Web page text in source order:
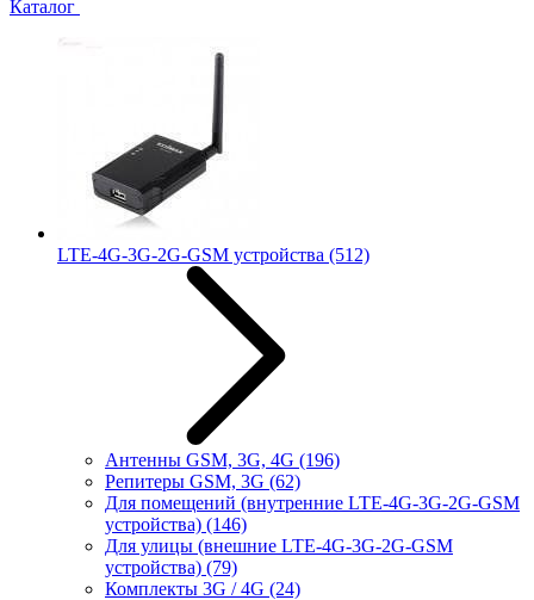
Каталог
LTE-4G-3G-2G-GSM устройства (512)
Антенны GSM, 3G, 4G (196)
Репитеры GSM, 3G (62)
Для помещений (внутренние LTE-4G-3G-2G-GSM
устройства) (146)
Для улицы (внешние LTE-4G-3G-2G-GSM
устройства) (79)
Комплекты 3G / 4G (24)